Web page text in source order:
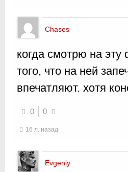
Chases
когда смотрю на
того, что на ней
впечатляют. хотя
0 0
16 л. назад
Evgeniy